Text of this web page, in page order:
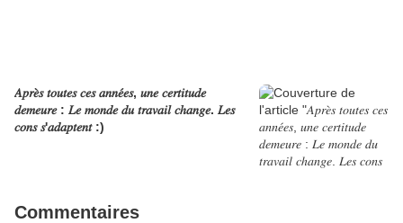
𝐴𝑝𝑟𝑒̀𝑠 𝑡𝑜𝑢𝑡𝑒𝑠 𝑐𝑒𝑠 𝑎𝑛𝑛𝑒́𝑒𝑠, 𝑢𝑛𝑒 𝑐𝑒𝑟𝑡𝑖𝑡𝑢𝑑𝑒
𝑑𝑒𝑚𝑒𝑢𝑟𝑒 : 𝐿𝑒 𝑚𝑜𝑛𝑑𝑒 𝑑𝑢 𝑡𝑟𝑎𝑣𝑎𝑖𝑙 𝑐ℎ𝑎𝑛𝑔𝑒. 𝐿𝑒𝑠
𝑐𝑜𝑛𝑠 𝑠'𝑎𝑑𝑎𝑝𝑡𝑒𝑛𝑡 :)
Commentaires